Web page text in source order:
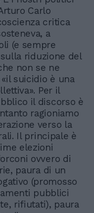
Carlo
critica
a
(e sempre
riduzione del
non se ne
suicidio è una
Per il
il discorso è
ragioniamo
verso la
Il principale è
elezioni
ovvero di
paura di un
(promosso
pubblici
rifiutati), paura